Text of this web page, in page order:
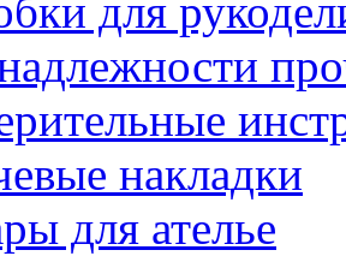
для
накладки
для ателье